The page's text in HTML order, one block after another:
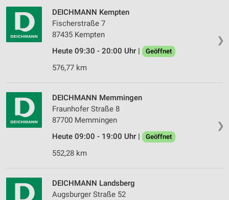
❯
DEICHMANN Kempten
Fischerstraße 7
87435 Kempten
Heute 09:30 - 20:00 Uhr |
Geöffnet
576,77 km
❯
DEICHMANN Memmingen
Fraunhofer Straße 8
87700 Memmingen
Heute 09:00 - 19:00 Uhr |
Geöffnet
552,28 km
DEICHMANN Landsberg
Augsburger Straße 52